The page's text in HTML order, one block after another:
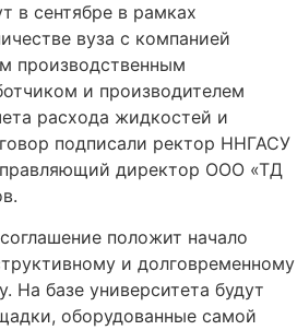
в сентябре в рамках
вуза с компанией
производственным
и производителем
расхода жидкостей и
подписали ректор ННГАСУ
директор ООО «ТД
положит начало
и долговременному
На базе университета будут
оборудованные самой